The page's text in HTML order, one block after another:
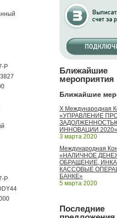
P
Р
Ближайшие
мероприятия
Ближайшие
X Международная
«УПРАВЛЕНИЕ
ИННОВАЦИИ 2020»
3 марта 2020
Международная
«НАЛИЧНОЕ
ОБРАЩЕНИЕ,
КАССОВЫЕ
БАНКЕ»
5 марта 2020
Последние